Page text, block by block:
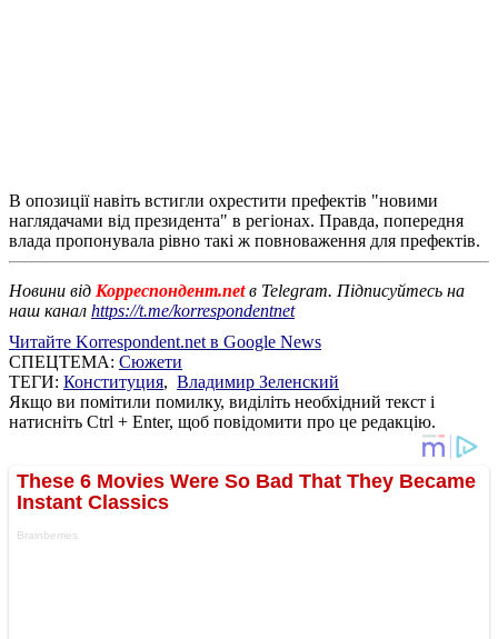
В опозиції навіть встигли охрестити префектів "новими
наглядачами від президента" в регіонах. Правда, попередня
влада пропонувала рівно такі ж повноваження для префектів.
Новини від Корреспондент.netв Telegram. Підписуйтесь на
наш канал https://t.me/korrespondentnet
Читайте Korrespondent.net в Google News
СПЕЦТЕМА: Сюжети
ТЕГИ: Конституция, Владимир Зеленский
Якщо ви помітили помилку, виділіть необхідний текст і
натисніть Ctrl + Enter, щоб повідомити про це редакцію.